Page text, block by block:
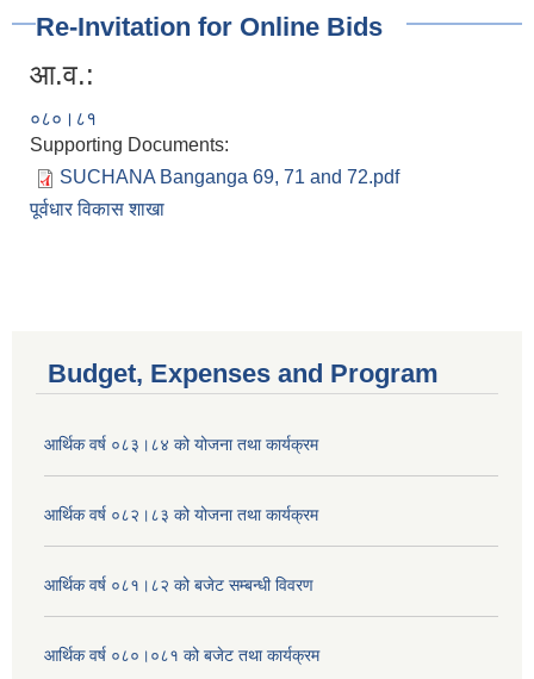
Re-Invitation for Online Bids
आ.व.:
०८०।८१
Supporting Documents:
SUCHANA Banganga 69, 71 and 72.pdf
पूर्वधार विकास शाखा
Budget, Expenses and Program
आर्थिक वर्ष ०८३।८४ को योजना तथा कार्यक्रम
आर्थिक वर्ष ०८२।८३ को योजना तथा कार्यक्रम
आर्थिक वर्ष ०८१।८२ को बजेट सम्बन्धी विवरण
आर्थिक वर्ष ०८०।०८१ को बजेट तथा कार्यक्रम